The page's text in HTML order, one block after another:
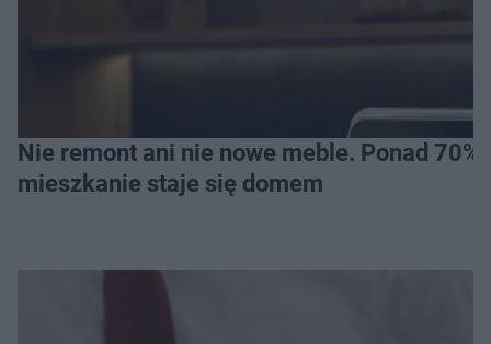
Nie remont ani nie nowe meble. Ponad
mieszkanie staje się domem